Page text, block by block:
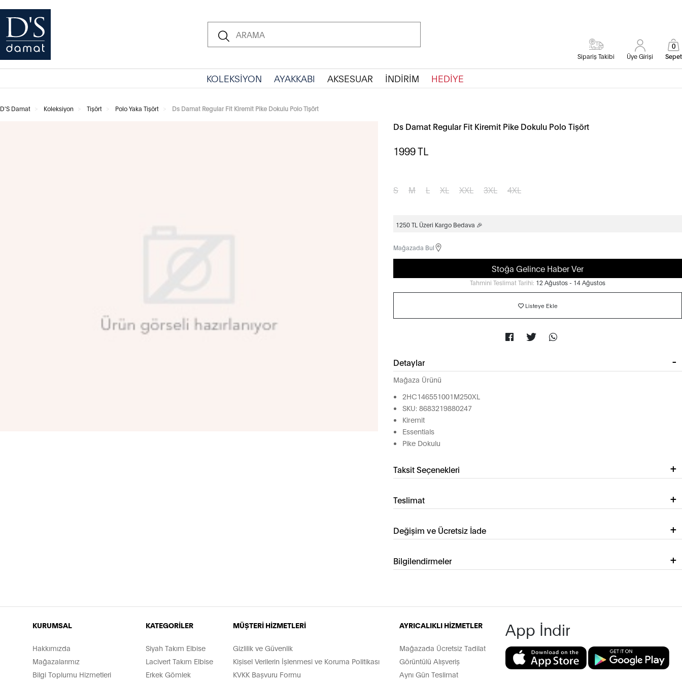
Sipariş Takibi Üye Girişi Sepet
0
KOLEKSİYON AYAKKABI AKSESUAR İNDİRİM HEDİYE
D'S Damat Koleksiyon Tişört Polo Yaka Tişört Ds Damat Regular Fit Kiremit Pike Dokulu Polo Tişört
Ds Damat Regular Fit Kiremit Pike Dokulu Polo Tişört
1999TL
S M L XL XXL 3XL 4XL
1250 TL Üzeri Kargo Bedava 🎉
Mağazada Bul
Stoğa Gelince Haber Ver
Tahmini Teslimat Tarihi: 12 Ağustos - 14 Ağustos
Listeye Ekle
Detaylar
Mağaza Ürünü
2HC146551001M250XL
SKU: 8683219880247
Kiremit
Essentials
Pike Dokulu
Taksit Seçenekleri
Teslimat
Değişim ve Ücretsiz İade
Bilgilendirmeler
KURUMSAL
Hakkımızda
Mağazalarımız
Bilgi Toplumu Hizmetleri
KATEGORİLER
Siyah Takım Elbise
Lacivert Takım Elbise
Erkek Gömlek
MÜŞTERİ HİZMETLERİ
Gizlilik ve Güvenlik
Kişisel Verilerin İşlenmesi ve Koruma Politikası
KVKK Başvuru Formu
AYRICALIKLI HİZMETLER
Mağazada Ücretsiz Tadilat
Görüntülü Alışveriş
Aynı Gün Teslimat
App İndir